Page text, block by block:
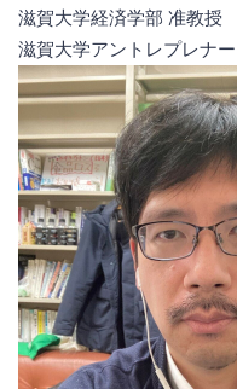
滋賀大学経済学部 准教授
滋賀大学アントレプレナ